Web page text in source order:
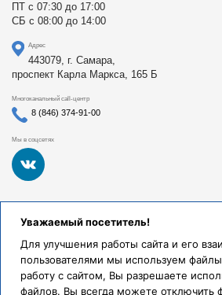
ПТ с 07:30 до 17:00
СБ с 08:00 до 14:00
Адрес
443079, г. Самара,
проспект Карла Маркса, 165 Б
Многоканальный call-центр
8 (846) 374-91-00
Мы в соцсетях
Федеральное государственное
учреждение высшего образования
здравоохранения Российской
были основаны в 1930 году.
Реквизиты и правовая информация
Уважаемый посетитель!
Для улучшения работы сайта и его
пользователями мы используем
работу с сайтом, Вы разрешаете
файлов. Вы всегда можете отключить